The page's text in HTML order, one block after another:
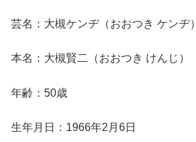
芸名：大槻ケンヂ（おおつき ケンヂ）
本名：大槻賢二（おおつき けんじ）
年齢：50歳
生年月日：1966年2月6日